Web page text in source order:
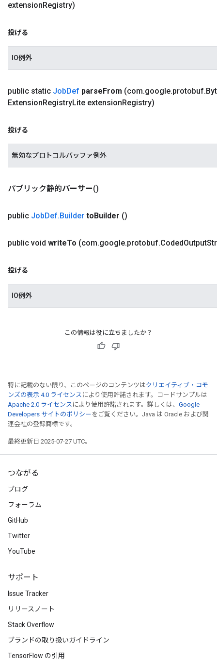
extensionRegistry)
投げる
IO例外
public static JobDef parseFrom (com.google.protobuf.
ExtensionRegistryLite extensionRegistry)
投げる
無効なプロトコルバッファ例外
パブリック静的パーサー()
public JobDef.Builder toBuilder ()
public void writeTo (com.google.protobuf.CodedOutput
投げる
IO例外
この情報は役に立ちましたか？
特に記載のない限り、このページのコンテンツはクリエイティブ・コモ
ンズの表示 4.0 ライセンス により使用許諾されます。コードサンプルは
Apache 2.0 ライセンス により使用許諾されます。詳しくは、 Google
Developers サイトのポリシー をご覧ください。Java は Oracle および関
連会社の登録商標です。
最終更新日 2025-07-27 UTC。
つながる
ブログ
フォーラム
GitHub
Twitter
YouTube
サポート
Issue Tracker
リリースノート
Stack Overflow
ブランドの取り扱いガイドライン
TensorFlow の引用